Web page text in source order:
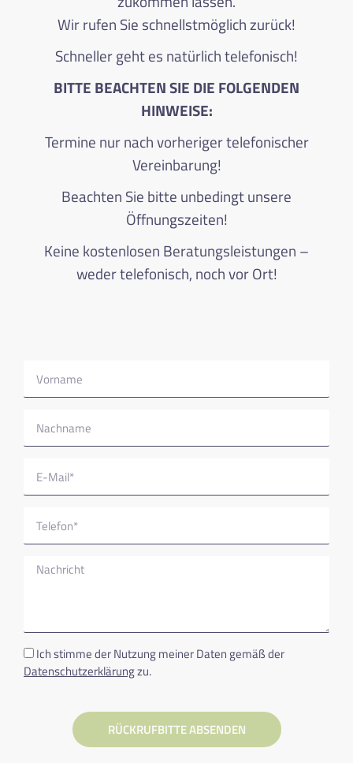
Wir rufen Sie schnellstmöglich zurück!
Schneller geht es natürlich telefonisch!
BITTE BEACHTEN SIE DIE FOLGENDEN
HINWEISE:
Termine nur nach vorheriger telefonischer
Vereinbarung!
Beachten Sie bitte unbedingt unsere
Öffnungszeiten!
Keine kostenlosen Beratungsleistungen –
weder telefonisch, noch vor Ort!
Ich stimme der Nutzung meiner Daten gemäß der
Datenschutzerklärungzu.
RÜCKRUFBITTE ABSENDEN